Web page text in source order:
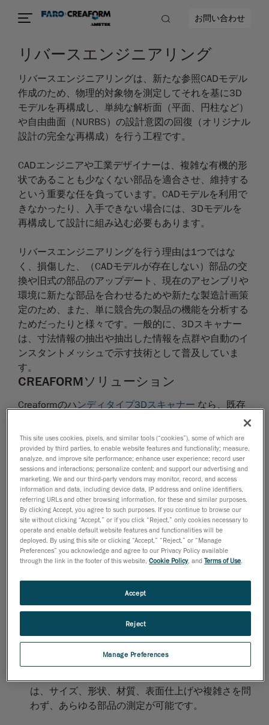
お問い合わせ
リバースエンジニアリング
リバースエンジニアリングは、新たな参照CADモデル
作成のため、物理的対象物を測定してそれを基に3D
モデルを再構成し、単純な解析面（平面、円柱など）
や自由曲面（NURBS）の設計意図の回復（オリジナル
設計の完全な再構成）を行う工程です。
CADエンジニアや工業デザイナーは、複雑な有機的形
状であることも少なくない部品を適合させ、維持する
という重要な任を負っています。CADモデルを利用で
きなかったり、入手できない場合には、3Dモデルを
再構成して設計に組み込む必要もあります。
リバースエンジニアリングを行う理由は1つではな
く、損傷した、（CADモデルが存在しない）部品の交
換や旧式の部品のアップデート、現在のアセンブリや
環境に新たな部品を合わせるためや新たな製造計画策
定のため、また、単に競合先の製品の機能を分析する
ためだったりと様々です。一般的に、3Dスキャナー
は、寸法情報の抽出や抽出した情報を点群や自動のイ
ンスタントメッシュで示す技術として普及していま
す。
CREAFORMソリューション
Creaformのハンディタイプ3Dスキャナー なら、既存
がCADエンジニアや工業デザイナー自身で行えます。
さらに、スキャンしたデータのクリーンアップ、調整
および最適化を行うための柔軟性を提供する
scan-to-CADソフトウェアによって、CADソフトウェ
アへの転送前に、メッシュから寸法情報を抽出できま
す。
高解像度、汎用性に優れ、使いやすく高速の3Dスキ
ャンツールおよびソフトウェアは、目標の達成と課題
の克服に役立つソリューションです。
細部まで高精細に表示: 入り組んだ細部まで精細に
フルカラーで表示でき、自由曲面モデルを作成し詳
細な特徴まで捉えるのにふさわしいスキャン品質を
は、サイズ、形状、材質、表面仕上げや複雑さを問
わず、あらゆる部品の測定が可能です。
This site uses cookies, pixels, and similar tools (“cookies”), some of which are
provided by third parties, to enable website features and functionality; measure,
analyze, and improve site performance; enhance user experience; record user
sessions and interactions; personalize content; and support our advertising and
marketing. We and our third-party vendors may monitor, record, and access
information and data, including device data, IP address and online identifiers,
referring URLs and other browsing information, for these and similar purposes.
By clicking Accept, you agree to such purposes. If you continue to browse our
site without clicking “Accept,” or if you click “Reject,” only cookies necessary to
operate and enable default website features and functionalities will be
deployed. By using this site or clicking “Accept,” “Reject,” or “Manage
Preferences” you acknowledge and agree to our Privacy Policy available
through the link in the footer of this website,Cookie Policy, andTerms of Use
Manage Preferences
Reject
Accept